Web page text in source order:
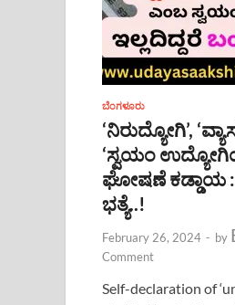
ಬೆಂಗಳೂರು
‘ನಿರುದ್ಯೋಗಿ’,
‘ಸ್ವಯಂ
ಘೋಷಣೆ ಕಡ್ಡಾಯ
ಭತ್ಯೆ..!
February 26, 2024 - by
Comment
Self-declaration of